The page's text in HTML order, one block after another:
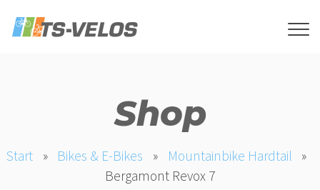
Shop
Start » Bikes & E-Bikes » Mountainbike Hardtail
»
Bergamont Revox 7